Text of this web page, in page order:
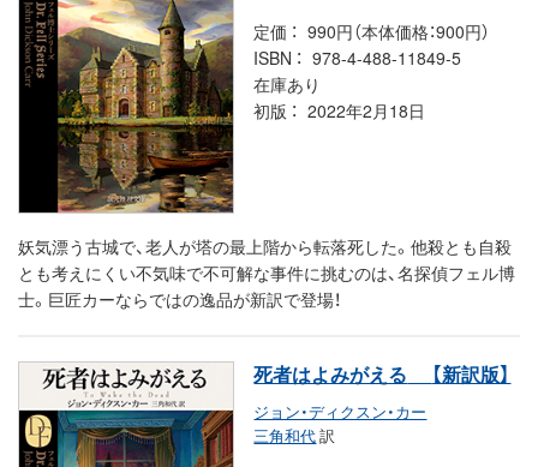
定価
990円（本体価格：900円）
ISBN
978-4-488-11849-5
在庫あり
初版
2022年2月18日
妖気漂う古城で、老人が塔の最上階から転落死した。他殺とも自殺
とも考えにくい不気味で不可解な事件に挑むのは、名探偵フェル博
士。巨匠カーならではの逸品が新訳で登場！
死者はよみがえる 【新訳版】
ジョン・ディクスン・カー
三角和代訳